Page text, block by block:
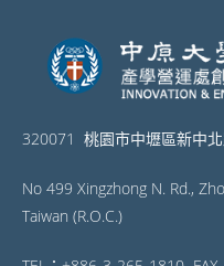
320071 桃園市中壢區新中
No 499 Xingzhong N. Rd.,
Taiwan (R.O.C.)